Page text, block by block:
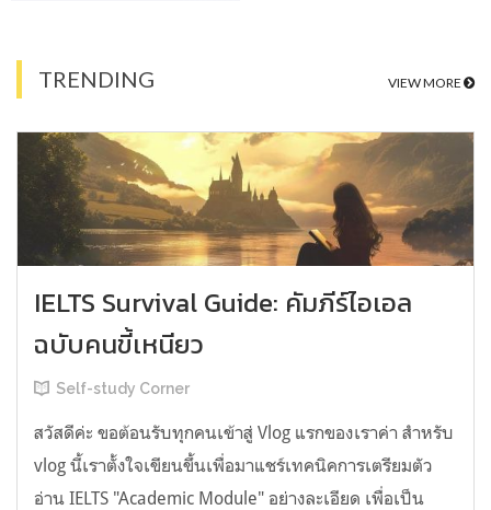
TRENDING VIEW MORE
IELTS Survival Guide: คัมภีร์ไอเอล
ฉบับคนขี้เหนียว
Self-study Corner
สวัสดีค่ะ ขอต้อนรับทุกคนเข้าสู่ Vlog แรกของเราค่า สำหรับ
vlog นี้เราตั้งใจเขียนขึ้นเพื่อมาแชร์เทคนิคการเตรียมตัว
อ่าน IELTS "Academic Module" อย่างละเอียด เพื่อเป็น